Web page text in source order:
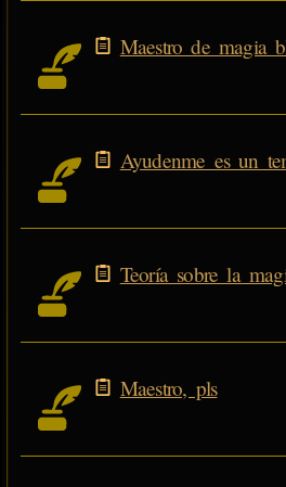
Maestro de magia
Ayudenme es un
Teoría sobre la
Maestro, pls